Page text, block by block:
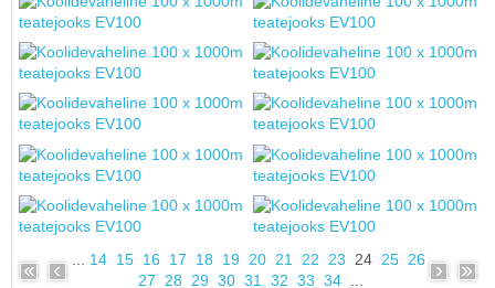
14 15 16 17 18 19 20 21 22 23 24 25 26
27
28 29 30 31 32 33 34...